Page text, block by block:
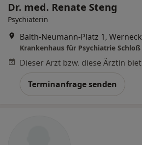
Dr. med. Renate Steng
Psychiaterin
Balth-Neumann-Platz 1, Werneck
Terminanfrage senden